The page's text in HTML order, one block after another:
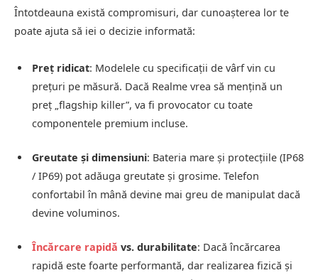
Întotdeauna există compromisuri, dar cunoaşterea lor te
poate ajuta să iei o decizie informată:
Preţ ridicat: Modelele cu specificaţii de vârf vin cu
preţuri pe măsură. Dacă Realme vrea să menţină un
preţ „flagship killer”, va fi provocator cu toate
componentele premium incluse.
Greutate şi dimensiuni: Bateria mare şi protecţiile (IP68
/ IP69) pot adăuga greutate şi grosime. Telefon
confortabil în mână devine mai greu de manipulat dacă
devine voluminos.
Încărcare rapidă vs. durabilitate: Dacă încărcarea
rapidă este foarte performantă, dar realizarea fizică și